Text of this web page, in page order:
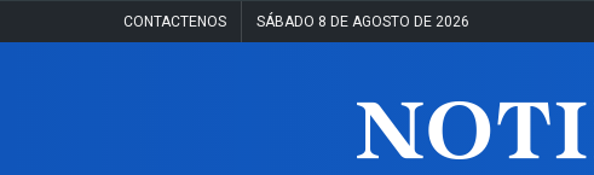
CONTACTENOS SÁBADO 8 DE AGOSTO DE 2026